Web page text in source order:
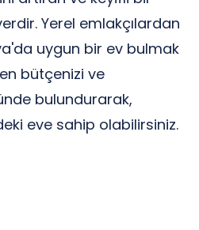
Yerel emlakçılardan
uygun bir ev bulmak
bütçenizi ve
bulundurarak,
eve sahip olabilirsiniz.